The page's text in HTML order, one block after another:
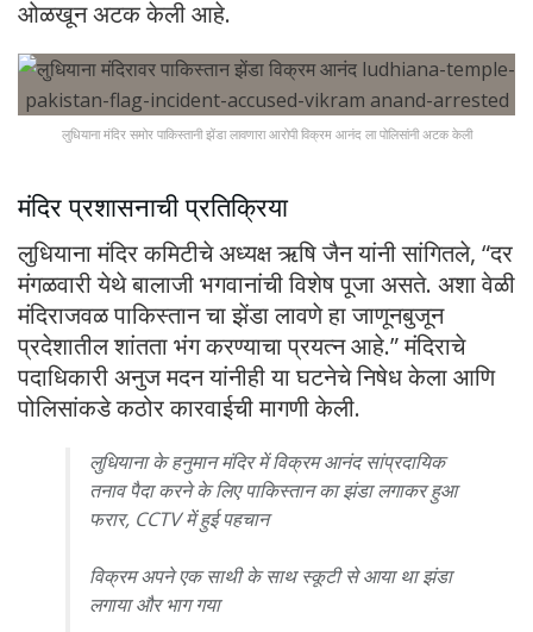
ओळखून अटक केली आहे.
लुधियाना मंदिर समोर पाकिस्तानी झेंडा लावणारा आरोपी विक्रम आनंद ला पोलिसांनी अटक केली
मंदिर प्रशासनाची प्रतिक्रिया
लुधियाना मंदिर कमिटीचे अध्यक्ष ऋषि जैन यांनी सांगितले, “दर
मंगळवारी येथे बालाजी भगवानांची विशेष पूजा असते. अशा वेळी
मंदिराजवळ पाकिस्तान चा झेंडा लावणे हा जाणूनबुजून
प्रदेशातील शांतता भंग करण्याचा प्रयत्न आहे.” मंदिराचे
पदाधिकारी अनुज मदन यांनीही या घटनेचे निषेध केला आणि
पोलिसांकडे कठोर कारवाईची मागणी केली.
लुधियाना के हनुमान मंदिर में विक्रम आनंद सांप्रदायिक
तनाव पैदा करने के लिए पाकिस्तान का झंडा लगाकर हुआ
फरार, CCTV में हुई पहचान
विक्रम अपने एक साथी के साथ स्कूटी से आया था झंडा
लगाया और भाग गया